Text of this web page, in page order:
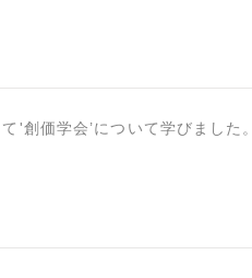
'創価学会’について学びました。